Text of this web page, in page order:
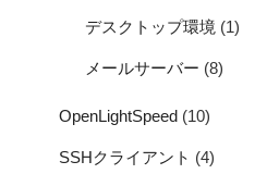
デスクトップ環境 (1)
メールサーバー (8)
OpenLightSpeed (10)
SSHクライアント (4)